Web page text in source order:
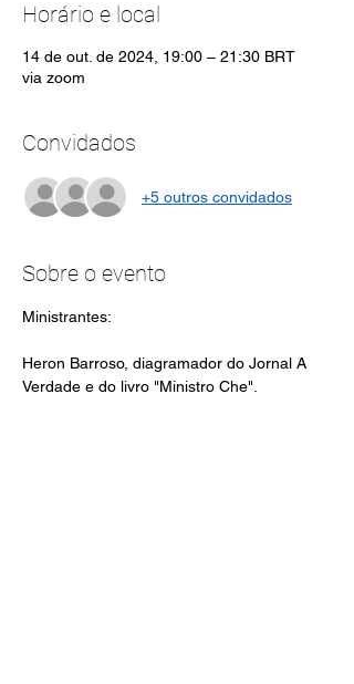
Horário e local
14 de out. de 2024, 19:00 – 21:30 BRT
via zoom
Convidados
+5 outros convidados
Sobre o evento
Ministrantes:
Heron Barroso, diagramador do Jornal A
Verdade e do livro "Ministro Che".